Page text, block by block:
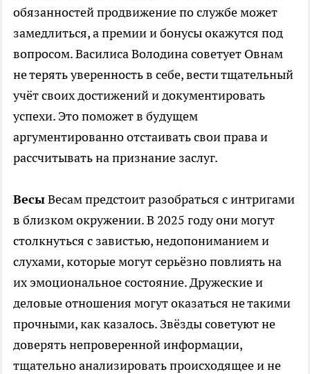
обязанностей продвижение по службе может
замедлиться, а премии и бонусы окажутся под
вопросом. Василиса Володина советует Овнам
не терять уверенность в себе, вести тщательный
учёт своих достижений и документировать
успехи. Это поможет в будущем
аргументированно отстаивать свои права и
рассчитывать на признание заслуг.
ВесыВесам предстоит разобраться с интригами
в близком окружении. В 2025 году они могут
столкнуться с завистью, недопониманием и
слухами, которые могут серьёзно повлиять на
их эмоциональное состояние. Дружеские и
деловые отношения могут оказаться не такими
прочными, как казалось. Звёзды советуют не
доверять непроверенной информации,
тщательно анализировать происходящее и не